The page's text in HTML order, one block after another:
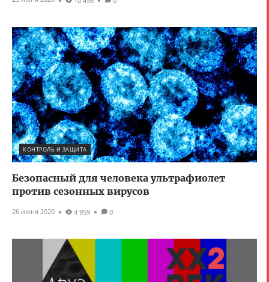
КОНТРОЛЬ И ЗАЩИТА
Безопасный для человека ультрафиолет
против сезонных вирусов
26 июня 2020 4 959 0